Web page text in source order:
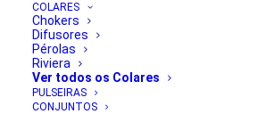
COLARES
Chokers
Difusores
Pérolas
Riviera
Ver todos os Colares
PULSEIRAS
CONJUNTOS